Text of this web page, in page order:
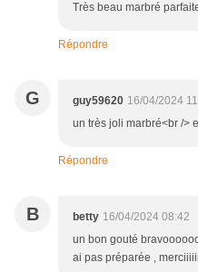
Très beau marbré
Répondre
G guy59620 16/04/2024
un très joli marbré<br />
Répondre
B betty 16/04/2024 08:42
un bon gouté
ai pas préparée ,